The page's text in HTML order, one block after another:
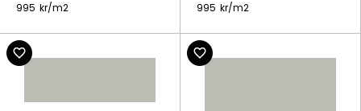
995 kr/m2 995 kr/m2